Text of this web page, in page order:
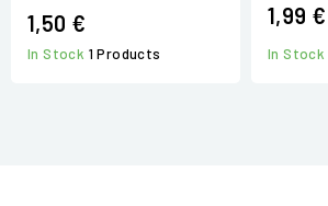
1,50 €
In Stock 1 Products
1,99 €
In Stock